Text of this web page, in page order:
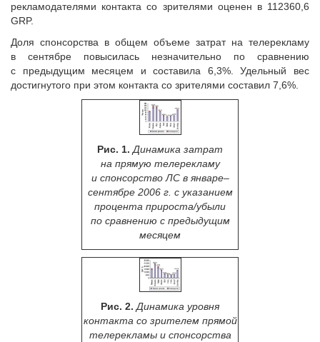
рекламодателями контакта со зрителями оценен в 112360,6
GRP.
Доля спонсорства в общем объеме затрат на телерекламу
в сентябре повысилась незначительно по сравнению
с предыдущим месяцем и составила 6,3%. Удельный вес
достигнутого при этом контакта со зрителями составил 7,6%.
Рис. 1. Динамика затрат
на прямую телерекламу
и спонсорство ЛС в январе–
сентябре 2006 г. с указанием
процента прироста/убыли
по сравнению с предыдущим
месяцем
Рис. 2. Динамика уровня
контакта со зрителем прямой
телерекламы и спонсорства